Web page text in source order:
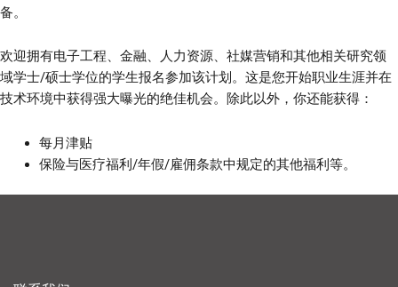
备。
欢迎拥有电子工程、金融、人力资源、社媒营销和其他相关研究领
域学士/硕士学位的学生报名参加该计划。这是您开始职业生涯并在
技术环境中获得强大曝光的绝佳机会。除此以外，你还能获得：
每月津贴
保险与医疗福利/年假/雇佣条款中规定的其他福利等。